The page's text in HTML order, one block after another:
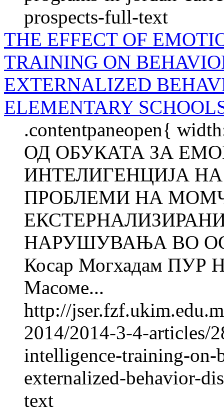
prospects-full-text
THE EFFECT OF
TRAINING ON
EXTERNALIZED
ELEMENTARY
.contentpaneopen{
ОД ОБУКАТА ЗА
ИНТЕЛИГЕНЦИЈА
ПРОБЛЕМИ НА
НАРУШУВАЊА ВО
Косар Могхадам
Масоме...
http://
2014/2014-3-4-articles/
intelligence-training-
externalized-behavior-
text